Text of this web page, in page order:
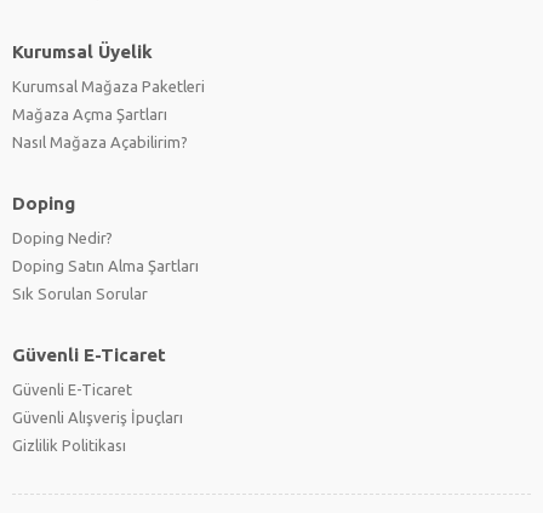
Kurumsal Üyelik
Kurumsal Mağaza Paketleri
Mağaza Açma Şartları
Nasıl Mağaza Açabilirim?
Doping
Doping Nedir?
Doping Satın Alma Şartları
Sık Sorulan Sorular
Güvenli E-Ticaret
Güvenli E-Ticaret
Güvenli Alışveriş İpuçları
Gizlilik Politikası